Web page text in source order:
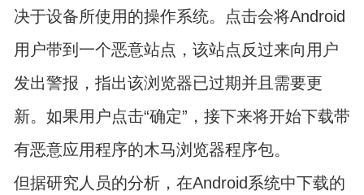
决于设备所使用的操作系统。点击会将Android
用户带到一个恶意站点，该站点反过来向用户
发出警报，指出该浏览器已过期并且需要更
新。如果用户点击“确定”，接下来将开始下载带
有恶意应用程序的木马浏览器程序包。
但据研究人员的分析，在Android系统中下载的